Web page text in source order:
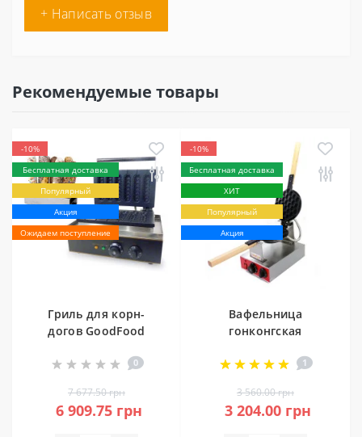
+ Написать отзыв
Рекомендуемые товары
-10%
Бесплатная доставка
Популярный
Акция
Ожидаем поступление
Гриль для корн-
догов GoodFood
0
7 677.50 грн
6 909.75 грн
-10%
Бесплатная доставка
ХИТ
Популярный
Акция
Вафельница
гонконгская
WB1HK
1
3 560.00 грн
3 204.00 грн